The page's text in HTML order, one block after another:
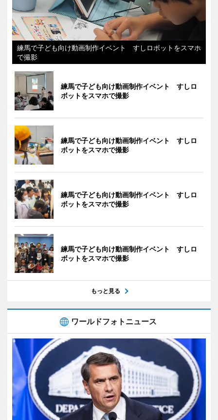
練馬で子ども向け動画制作イベント すしロボットをスマホ
で撮影
練馬で子ども向け動画制作イベント すしロ
ボットをスマホで撮影
練馬で子ども向け動画制作イベント すしロ
ボットをスマホで撮影
練馬で子ども向け動画制作イベント すしロ
ボットをスマホで撮影
練馬で子ども向け動画制作イベント すしロ
ボットをスマホで撮影
もっと見る
ワールドフォトニュース